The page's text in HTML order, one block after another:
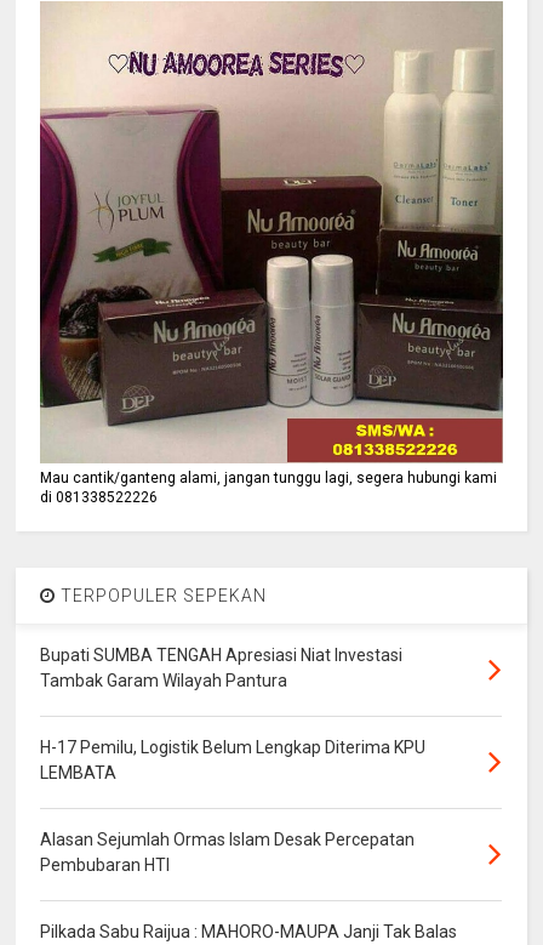
Mau cantik/ganteng alami, jangan tunggu lagi, segera hubungi kami
di 081338522226
TERPOPULER SEPEKAN
Bupati SUMBA TENGAH Apresiasi Niat Investasi
Tambak Garam Wilayah Pantura
H-17 Pemilu, Logistik Belum Lengkap Diterima KPU
LEMBATA
Alasan Sejumlah Ormas Islam Desak Percepatan
Pembubaran HTI
Pilkada Sabu Raijua : MAHORO-MAUPA Janji Tak Balas